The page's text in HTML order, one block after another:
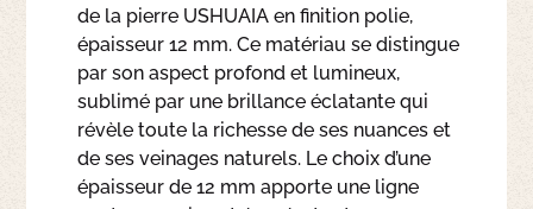
de la pierre USHUAIA en finition polie,
épaisseur 12 mm. Ce matériau se distingue
par son aspect profond et lumineux,
sublimé par une brillance éclatante qui
révèle toute la richesse de ses nuances et
de ses veinages naturels. Le choix d’une
épaisseur de 12 mm apporte une ligne